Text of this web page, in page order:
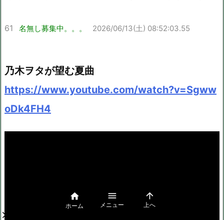
61 名無し募集中。。。 2026/06/13(土) 08:52:03.55
乃木ヲタが望む夏曲
https://www.youtube.com/watch?v=Sgww
oDk4FH4

ホーム

メニュー

上へ